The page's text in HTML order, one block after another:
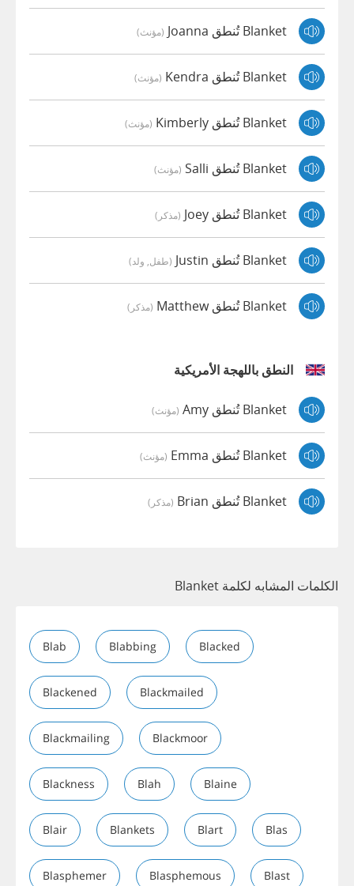
Blanket تُنطق Joanna (مؤنث)
Blanket تُنطق Kendra (مؤنث)
Blanket تُنطق Kimberly (مؤنث)
Blanket تُنطق Salli (مؤنث)
Blanket تُنطق Joey (مذكر)
Blanket تُنطق Justin (طفل, ولد)
Blanket تُنطق Matthew (مذكر)
النطق باللهجة الأمريكية
Blanket تُنطق Amy (مؤنث)
Blanket تُنطق Emma (مؤنث)
Blanket تُنطق Brian (مذكر)
الكلمات المشابه لكلمة Blanket
Blab Blabbing Blacked
Blackened Blackmailed
Blackmailing Blackmoor
Blackness Blah Blaine
Blair Blankets Blart Blas
Blasphemer Blasphemous Blast